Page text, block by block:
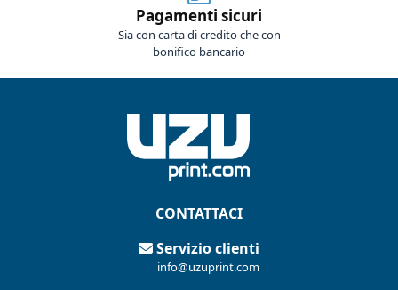
Pagamenti sicuri
Sia con carta di credito che con
bonifico bancario
CONTATTACI
Servizio clienti
info@uzuprint.com